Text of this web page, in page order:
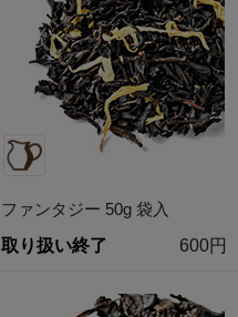
ファンタジー 50g 袋入
取り扱い終了
600円